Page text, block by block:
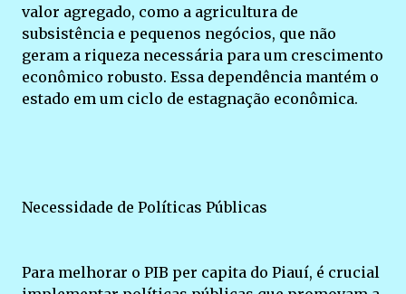
valor agregado, como a agricultura de
subsistência e pequenos negócios, que não
geram a riqueza necessária para um crescimento
econômico robusto. Essa dependência mantém o
estado em um ciclo de estagnação econômica.
Necessidade de Políticas Públicas
Para melhorar o PIB per capita do Piauí, é crucial